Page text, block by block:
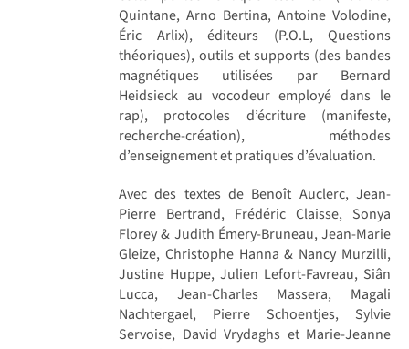
Quintane, Arno Bertina, Antoine Volodine,
Éric Arlix), éditeurs (P.O.L, Questions
théoriques), outils et supports (des bandes
magnétiques utilisées par Bernard
Heidsieck au vocodeur employé dans le
rap), protocoles d’écriture (manifeste,
recherche-création), méthodes
d’enseignement et pratiques d’évaluation.
Avec des textes de Benoît Auclerc, Jean-
Pierre Bertrand, Frédéric Claisse, Sonya
Florey & Judith Émery-Bruneau, Jean-Marie
Gleize, Christophe Hanna & Nancy Murzilli,
Justine Huppe, Julien Lefort-Favreau, Siân
Lucca, Jean-Charles Massera, Magali
Nachtergael, Pierre Schoentjes, Sylvie
Servoise, David Vrydaghs et Marie-Jeanne